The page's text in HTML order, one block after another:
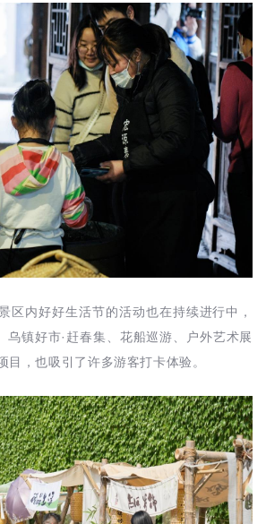
区内好好生活节的活动也在持续进行中，
乌镇好市·赶春集、花船巡游、户外艺术展
目，也吸引了许多游客打卡体验。